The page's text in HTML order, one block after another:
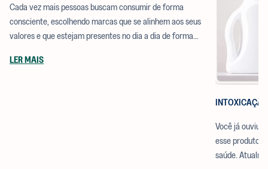
Cada vez mais pessoas buscam consumir de forma
consciente, escolhendo marcas que se alinhem aos seus
valores e que estejam presentes no dia a dia de forma
é: onde encontrar os produtos da positiv.a?
LER MAIS
Você já ouviu
esse produto
saúde.